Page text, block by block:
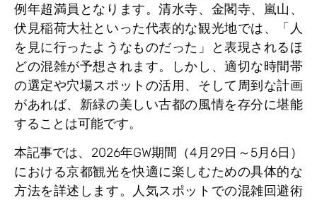
例年超満員となります。清水寺、金閣寺、嵐山、
伏見稲荷大社といった代表的な観光地では、「人
を見に行ったようなものだった」と表現されるほ
どの混雑が予想されます。しかし、適切な時間帯
の選定や穴場スポットの活用、そして周到な計画
があれば、新緑の美しい古都の風情を存分に堪能
することは可能です。
本記事では、2026年GW期間（4月29日～5月6日）
における京都観光を快適に楽しむための具体的な
方法を詳述します。人気スポットでの混雑回避術